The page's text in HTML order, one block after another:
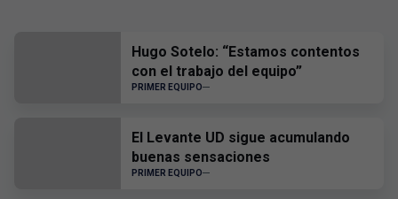
Hugo Sotelo: “Estamos contentos
con el trabajo del equipo”
PRIMER EQUIPO
El Levante UD sigue acumulando
buenas sensaciones
PRIMER EQUIPO